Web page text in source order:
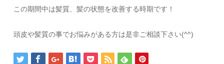
この期間中は髪質、髪の状態を改善する時期です！
頭皮や髪質の事でお悩みがある方は是非ご相談下さい(^^)